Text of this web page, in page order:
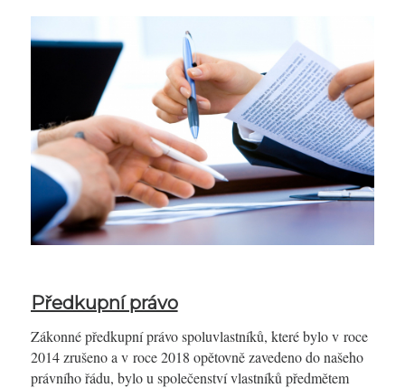
Předkupní právo
Zákonné předkupní právo spoluvlastníků, které bylo v roce
2014 zrušeno a v roce 2018 opětovně zavedeno do našeho
právního řádu, bylo u společenství vlastníků předmětem